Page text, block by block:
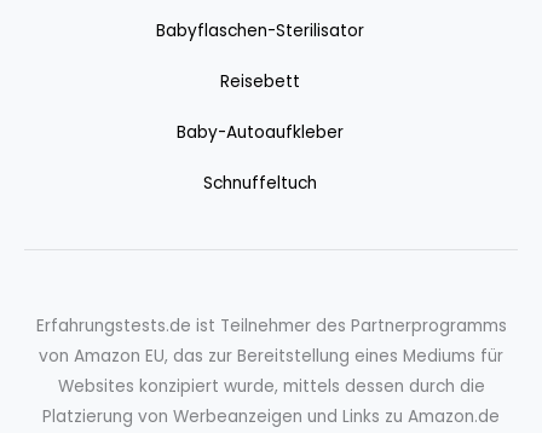
Babyflaschen-Sterilisator
Reisebett
Baby-Autoaufkleber
Schnuffeltuch
Erfahrungstests.de ist Teilnehmer des Partnerprogramms
von Amazon EU, das zur Bereitstellung eines Mediums für
Websites konzipiert wurde, mittels dessen durch die
Platzierung von Werbeanzeigen und Links zu Amazon.de